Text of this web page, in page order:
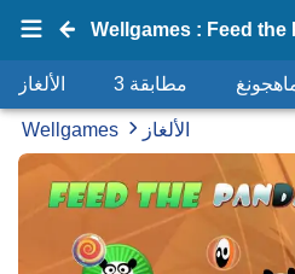
Wellgames : Feed the
الألغاز مطابقة 3
Wellgames الألغاز